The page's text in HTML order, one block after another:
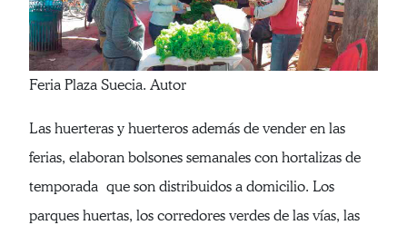
Feria Plaza Suecia. Autor
Las huerteras y huerteros además de vender en las
ferias, elaboran bolsones semanales con hortalizas de
temporada que son distribuidos a domicilio. Los
parques huertas, los corredores verdes de las vías, las